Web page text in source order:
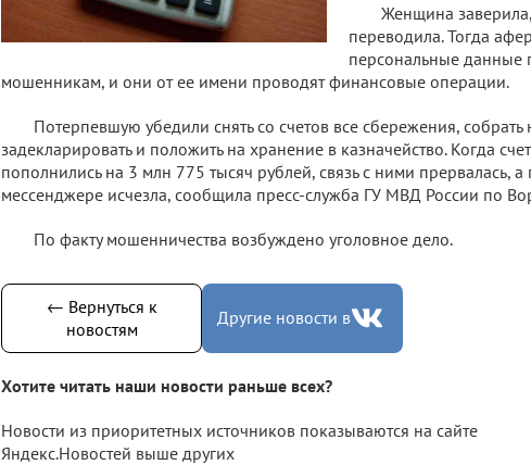
Женщина
переводила. Тогда
персональные данные
мошенникам, и они от ее имени проводят финансовые операции.
Потерпевшую убедили снять со счетов все сбережения,
задекларировать и положить на хранение в казначейство. Когда
пополнились на 3 млн 775 тысяч рублей, связь с ними прервалась, а
мессенджере исчезла, сообщила пресс-служба ГУ МВД России по
По факту мошенничества возбуждено уголовное дело.
← Вернуться к
новостям
Другие новости в
Хотите читать наши новости раньше всех?
Новости из приоритетных источников показываются на сайте
Яндекс.Новостей выше других